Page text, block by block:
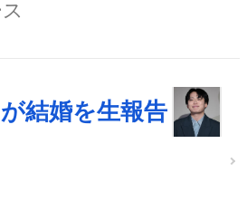
結婚を生報告